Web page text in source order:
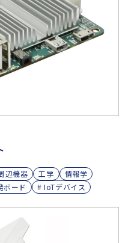
辺機器 工学
情報学
ボード
# IoTデバイス